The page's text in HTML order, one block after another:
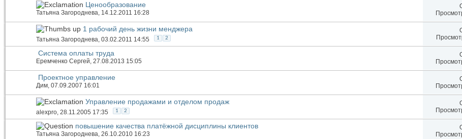
Ценообразование
Татьяна Загороднева, 14.12.2011 16:28
1 рабочий день жизни менджера
Татьяна Загороднева, 03.02.2011 14:55 1 2
Система оплаты труда
Еремченко Сергей, 27.08.2013 15:05
Проектное управление
Дим, 07.09.2007 16:01
Управление продажами и отделом продаж
alexpro, 28.11.2005 17:35 1 2
повышение качества платёжной дисциплины клиентов
Татьяна Загороднева, 26.10.2010 16:23